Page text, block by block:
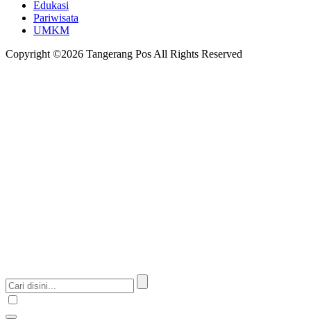
Edukasi
Pariwisata
UMKM
Copyright ©2026 Tangerang Pos All Rights Reserved